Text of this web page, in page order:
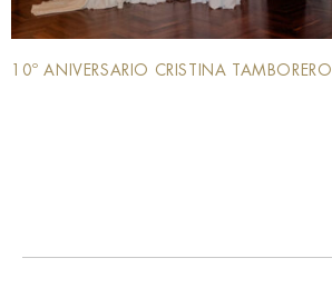
10º ANIVERSARIO CRISTINA TAMBORERO